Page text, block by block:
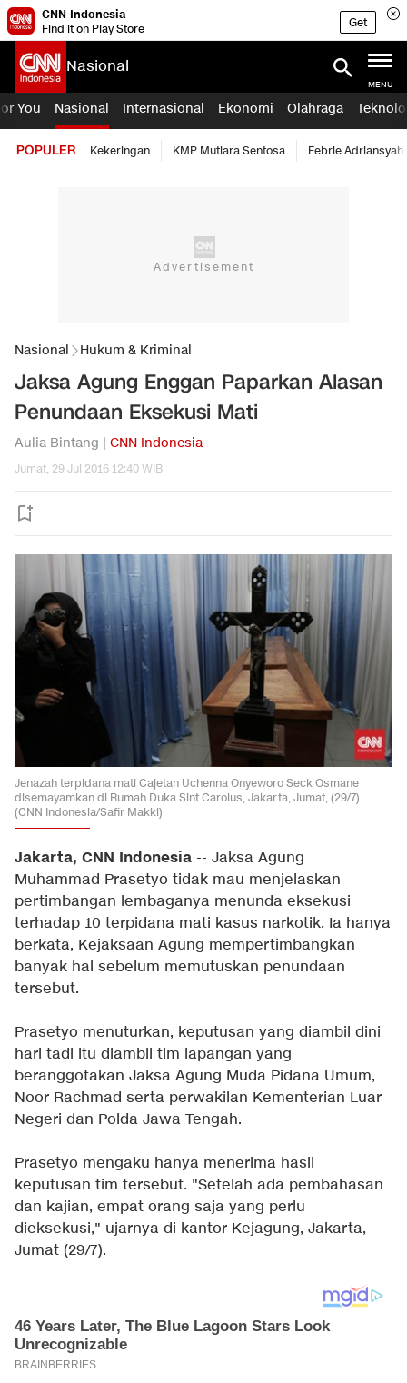
CNN Indonesia
Find it on Play Store
Get
Nasional
MENU
You Nasional Internasional Ekonomi Olahraga
POPULER Kekeringan KMP Mutiara Sentosa Febrie Adriansyah
Nasional Hukum & Kriminal
Jaksa Agung Enggan Paparkan Alasan
Penundaan Eksekusi Mati
Aulia Bintang | CNN Indonesia
Jumat, 29 Jul 2016 12:40 WIB
Jenazah terpidana mati Cajetan Uchenna Onyeworo Seck Osmane
disemayamkan di Rumah Duka Sint Carolus, Jakarta, Jumat, (29/7).
(CNN Indonesia/Safir Makki)
Jakarta, CNN Indonesia -- Jaksa Agung
Muhammad Prasetyo tidak mau menjelaskan
pertimbangan lembaganya menunda eksekusi
terhadap 10 terpidana mati kasus narkotik. Ia hanya
berkata, Kejaksaan Agung mempertimbangkan
banyak hal sebelum memutuskan penundaan
tersebut.
Prasetyo menuturkan, keputusan yang diambil dini
hari tadi itu diambil tim lapangan yang
beranggotakan Jaksa Agung Muda Pidana Umum,
Noor Rachmad serta perwakilan Kementerian Luar
Negeri dan Polda Jawa Tengah.
Prasetyo mengaku hanya menerima hasil
keputusan tim tersebut. "Setelah ada pembahasan
dan kajian, empat orang saja yang perlu
dieksekusi," ujarnya di kantor Kejagung, Jakarta,
Jumat (29/7).